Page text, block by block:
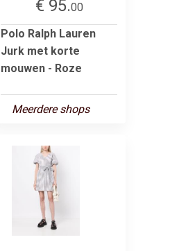
€ 95.00
Polo Ralph Lauren
Jurk met korte
mouwen - Roze
Meerdere shops